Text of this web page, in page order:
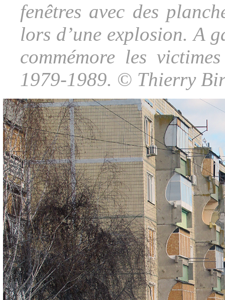
fenêtres avec des
lors d’une explosion. A
commémore les
1979-1989. © Thierry